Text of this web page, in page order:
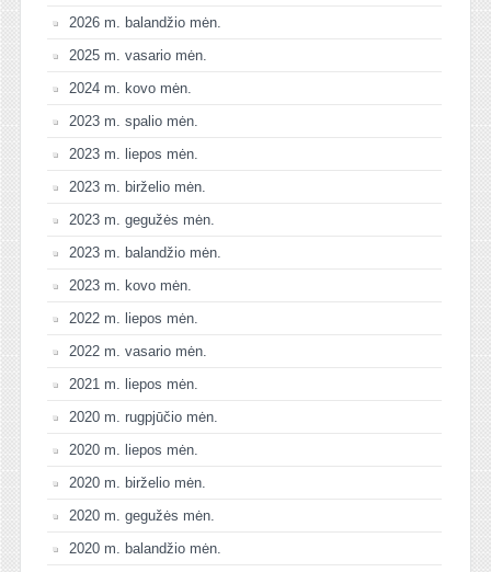
2026 m. balandžio mėn.
2025 m. vasario mėn.
2024 m. kovo mėn.
2023 m. spalio mėn.
2023 m. liepos mėn.
2023 m. birželio mėn.
2023 m. gegužės mėn.
2023 m. balandžio mėn.
2023 m. kovo mėn.
2022 m. liepos mėn.
2022 m. vasario mėn.
2021 m. liepos mėn.
2020 m. rugpjūčio mėn.
2020 m. liepos mėn.
2020 m. birželio mėn.
2020 m. gegužės mėn.
2020 m. balandžio mėn.